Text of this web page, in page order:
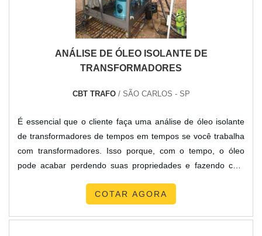
ANÁLISE DE ÓLEO ISOLANTE DE
TRANSFORMADORES
CBT TRAFO / SÃO CARLOS - SP
É essencial que o cliente faça uma análise de óleo isolante
de transformadores de tempos em tempos se você trabalha
com transformadores. Isso porque, com o tempo, o óleo
pode acabar perdendo suas propriedades e fazendo com
tão eficiente quanto era antes. Dessa forma, a análise pode
COTAR AGORA